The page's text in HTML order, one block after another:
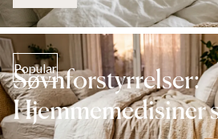
Popular
Søvnforstyrrelser:
Hjemmemedisiner